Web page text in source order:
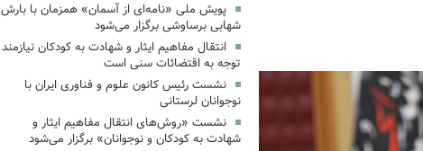
پویش ملی «نامه‌ای از آسمان» همزمان با بارش
شهابی برساوشی برگزار می‌شود
انتقال مفاهیم ایثار و شهادت به کودکان نیازمند
توجه به اقتضائات سنی است
نشست رئیس کانون علوم و فناوری ایران با
نوجوانان لرستانی
نشست «روش‌های انتقال مفاهیم ایثار و
شهادت به کودکان و نوجوانان» برگزار می‌شود